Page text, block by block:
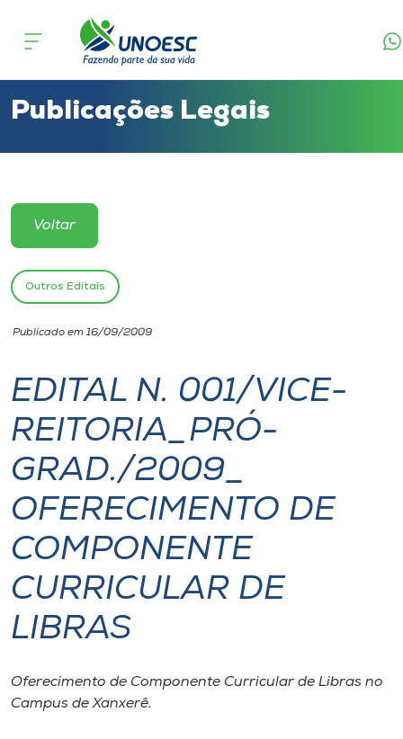
Cursos
Atendimento ao Estudante
Portal de Ensino
Unoesc
Internacionalização
I.nova
Diplomados
Cultura
CPA
Editora
Publicações Legais
Voltar
Outros Editais
Publicado em 16/09/2009
EDITAL N. 001/VICE-
REITORIA_PRÓ-
GRAD./2009_
OFERECIMENTO DE
COMPONENTE
CURRICULAR DE
LIBRAS
Oferecimento de Componente Curricular de Libras no
Campus de Xanxerê.